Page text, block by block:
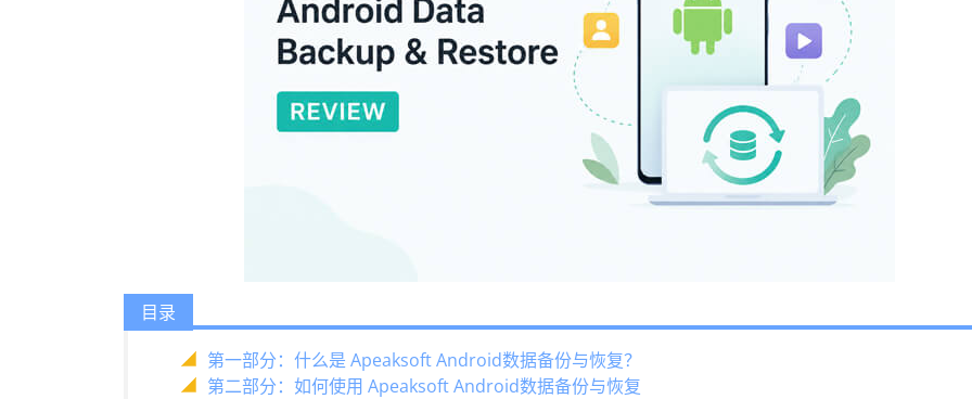
目录
第一部分：什么是 Apeaksoft Android数据备份与恢复？
第二部分：如何使用 Apeaksoft Android数据备份与恢复